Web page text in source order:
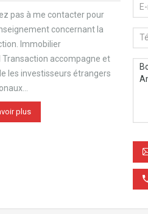
pas à me contacter pour
concernant la
Immobilier
Transaction accompagne et
les investisseurs étrangers
plus